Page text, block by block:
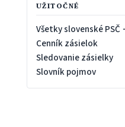
UŽITOČNÉ
Všetky slovenské PSČ
Cenník zásielok
Sledovanie zásielky
Slovník pojmov